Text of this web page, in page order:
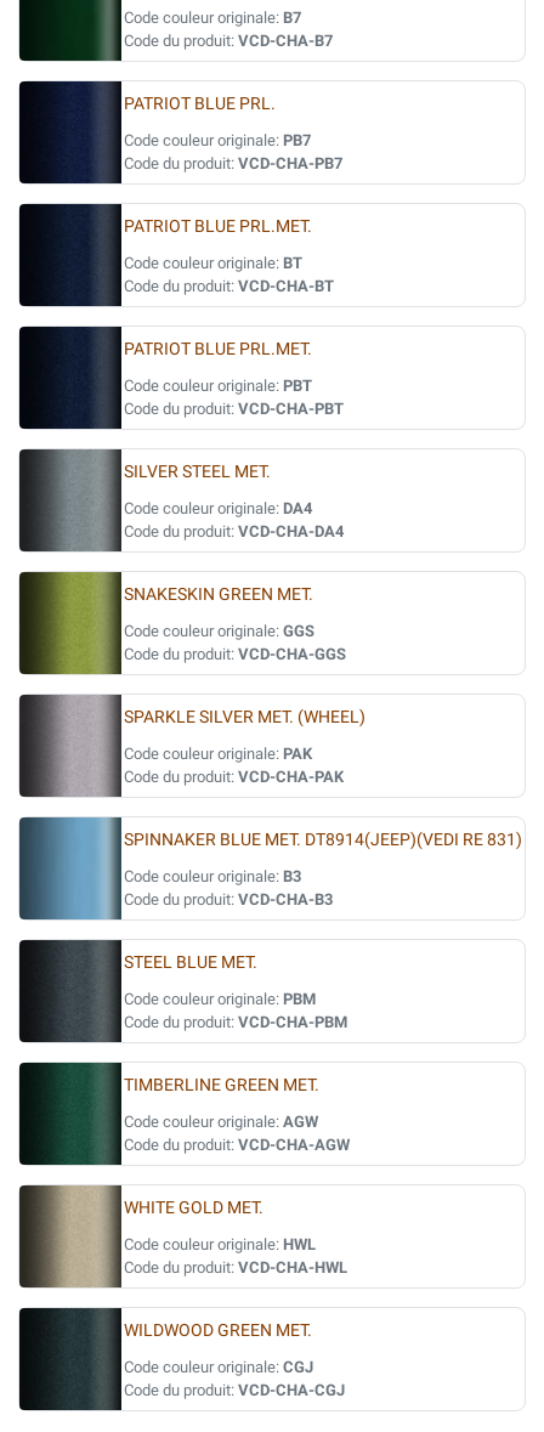
Code couleur originale: B7
Code du produit: VCD-CHA-B7
PATRIOT BLUE PRL.
Code couleur originale: PB7
Code du produit: VCD-CHA-PB7
PATRIOT BLUE PRL.MET.
Code couleur originale: BT
Code du produit: VCD-CHA-BT
PATRIOT BLUE PRL.MET.
Code couleur originale: PBT
Code du produit: VCD-CHA-PBT
SILVER STEEL MET.
Code couleur originale: DA4
Code du produit: VCD-CHA-DA4
SNAKESKIN GREEN MET.
Code couleur originale: GGS
Code du produit: VCD-CHA-GGS
SPARKLE SILVER MET. (WHEEL)
Code couleur originale: PAK
Code du produit: VCD-CHA-PAK
SPINNAKER BLUE MET. DT8914(JEEP)(VEDI RE 831)
Code couleur originale: B3
Code du produit: VCD-CHA-B3
STEEL BLUE MET.
Code couleur originale: PBM
Code du produit: VCD-CHA-PBM
TIMBERLINE GREEN MET.
Code couleur originale: AGW
Code du produit: VCD-CHA-AGW
WHITE GOLD MET.
Code couleur originale: HWL
Code du produit: VCD-CHA-HWL
WILDWOOD GREEN MET.
Code couleur originale: CGJ
Code du produit: VCD-CHA-CGJ